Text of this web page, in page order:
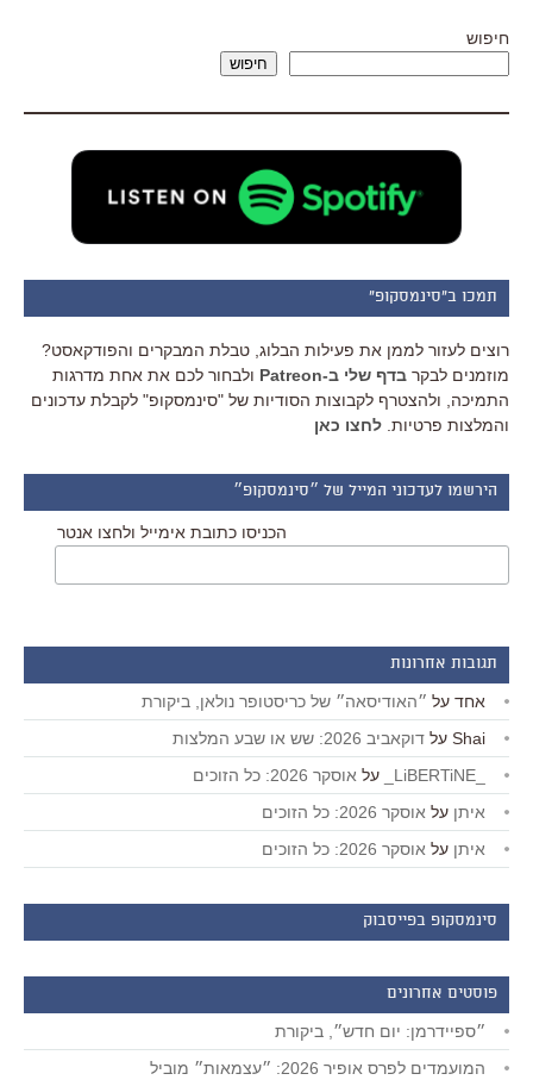
חיפוש
חיפוש
תמכו ב"סינמסקופ"
רוצים לעזור לממן את פעילות הבלוג, טבלת המבקרים והפודקאסט?
מוזמנים לבקר בדף שלי ב-Patreon
ולבחור לכם את אחת מדרגות
התמיכה, ולהצטרף לקבוצות הסודיות של "סינמסקופ" לקבלת עדכונים
והמלצות פרטיות. לחצו כאן
הירשמו לעדכוני המייל של ״סינמסקופ״
הכניסו כתובת אימייל ולחצו אנטר
תגובות אחרונות
אחד על ״האודיסאה״ של כריסטופר נולאן, ביקורת
Shai על דוקאביב 2026: שש או שבע המלצות
על אוסקר 2026: כל הזוכים
איתן על אוסקר 2026: כל הזוכים
איתן על אוסקר 2026: כל הזוכים
סינמסקופ בפייסבוק
פוסטים אחרונים
״ספיידרמן: יום חדש״, ביקורת
המועמדים לפרס אופיר 2026: ״עצמאות״ מוביל